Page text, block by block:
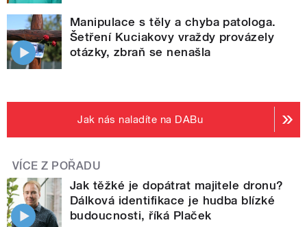
Manipulace s těly a chyba patologa.
Šetření Kuciakovy vraždy provázely
otázky, zbraň se nenašla
Jak nás naladíte na DABu
VÍCE Z POŘADU
Jak těžké je dopátrat majitele dronu?
Dálková identifikace je hudba blízké
budoucnosti, říká Plaček